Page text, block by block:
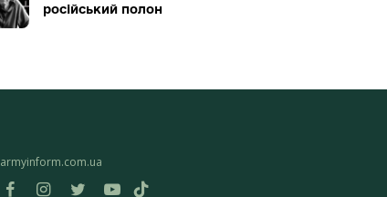
російський полон